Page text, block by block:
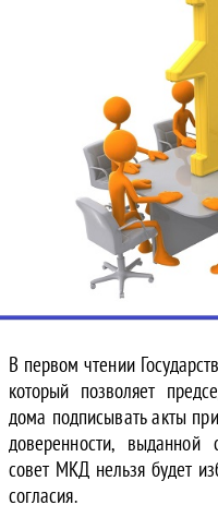
В первом чтении
который позволяет
дома подписывать акты
доверенности,
совет МКД нельзя будет
согласия.